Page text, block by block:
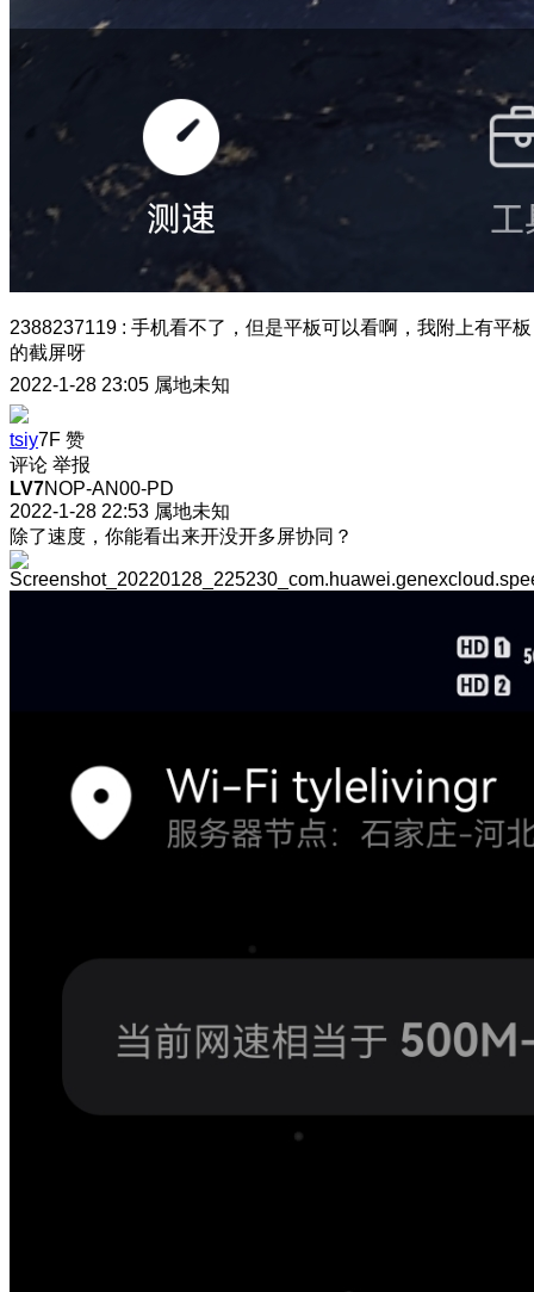
2388237119 : 手机看不了，但是平板可以看啊，我附上有平板
的截屏呀
2022-1-28 23:05 属地未知
tsiy7F 赞
评论 举报
LV7NOP-AN00-PD
2022-1-28 22:53 属地未知
除了速度，你能看出来开没开多屏协同？